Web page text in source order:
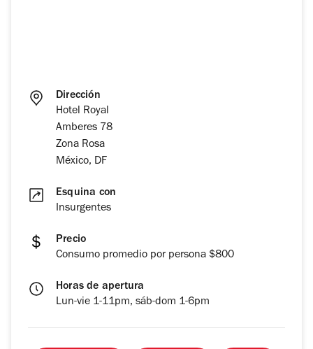
Dirección
Hotel Royal
Amberes 78
Zona Rosa
México, DF
Esquina con
Insurgentes
Precio
Consumo promedio por persona $800
Horas de apertura
Lun-vie 1-11pm, sáb-dom 1-6pm